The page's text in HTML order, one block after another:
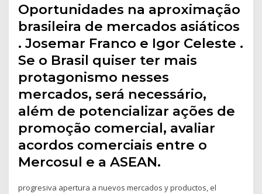
Oportunidades na aproximação
brasileira de mercados asiáticos
. Josemar Franco e Igor Celeste .
Se o Brasil quiser ter mais
protagonismo nesses
mercados, será necessário,
além de potencializar ações de
promoção comercial, avaliar
acordos comerciais entre o
Mercosul e a ASEAN.
progresiva apertura a nuevos mercados y productos, el